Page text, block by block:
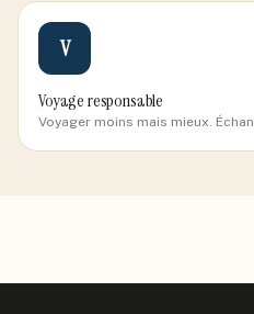
V
Voyage responsable
Voyager moins mais mieux.